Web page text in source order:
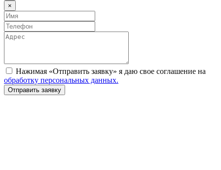
×
Нажимая «Отправить заявку» я даю свое соглашение на
обработку персональных данных.